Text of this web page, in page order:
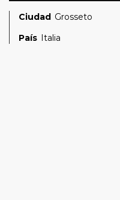
Ciudad Grosseto
País Italia